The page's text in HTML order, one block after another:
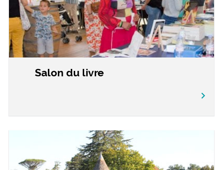
Salon du livre
chevron_right